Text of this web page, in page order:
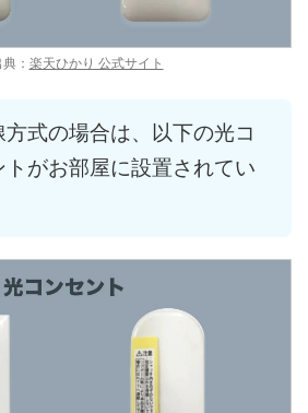
： 楽天ひかり 公式サイト
方式の場合は、以下の光コ
トがお部屋に設置されてい